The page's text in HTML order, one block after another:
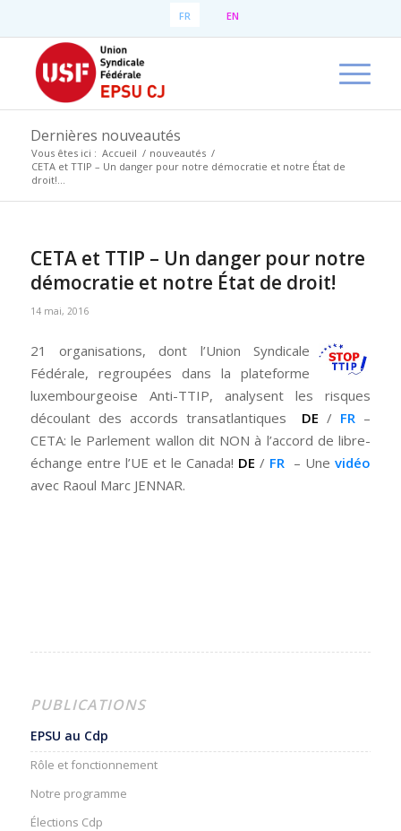
FR EN
Dernières nouveautés
Vous êtes ici : Accueil / nouveautés /
CETA et TTIP – Un danger pour notre démocratie et notre État de
droit!...
CETA et TTIP – Un danger pour notre
démocratie et notre État de droit!
14 mai, 2016
21 organisations, dont l’Union Syndicale
Fédérale, regroupées dans la plateforme
luxembourgeoise Anti-TTIP, analysent les risques
découlant des accords transatlantiques DE / FR –
CETA: le Parlement wallon dit NON à l’accord de libre-
échange entre l’UE et le Canada! DE / FR – Unevidéo
avec Raoul Marc JENNAR.
PUBLICATIONS
EPSU au Cdp
Rôle et fonctionnement
Notre programme
Élections Cdp